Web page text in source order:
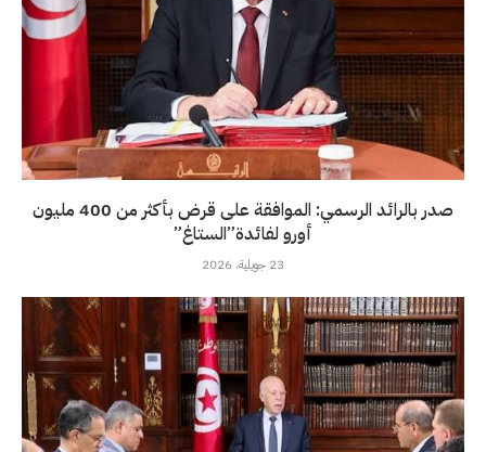
صدر بالرائد الرسمي: الموافقة على قرض بأكثر من 400 مليون
أورو لفائدة”الستاغ”
23 جويلية، 2026